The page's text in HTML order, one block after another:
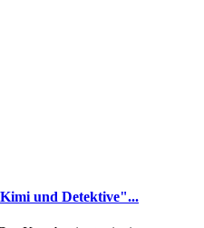
und Detektive"...